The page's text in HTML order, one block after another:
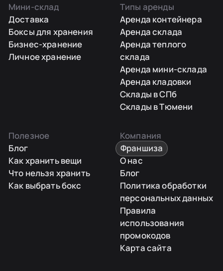
Мини-склад
Доставка
Боксы для хранения
Бизнес-хранение
Личное хранение
Типы аренды
Аренда контейнера
Аренда склада
Аренда теплого
склада
Аренда мини-склада
Аренда кладовки
Склады в СПб
Склады в Тюмени
Полезное
Блог
Как хранить вещи
Что нельзя хранить
Как выбрать бокс
Компания
Франшиза
О нас
Блог
Политика обработки
персональных данных
Правила
использования
промокодов
Карта сайта